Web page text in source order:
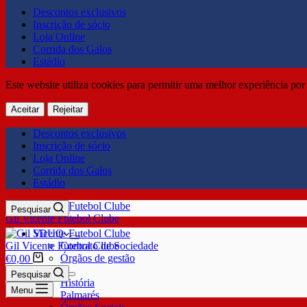
Descontos exclusivos
Inscrição de sócio
Loja Online
Corrida dos Galos
Estádio
Este website utiliza cookies para permitir uma melhor experiência
Aceitar Rejeitar
Descontos exclusivos
Inscrição de sócio
Loja Online
Corrida dos Galos
Estádio
Gil Vicente Futebol Clube
Pesquisar
SDUQ
Contrato de Sociedade
Órgãos de gestão
Clube
História
Palmarés
Gil Vicente Futebol Clube
€0,00
Pesquisar
Menu